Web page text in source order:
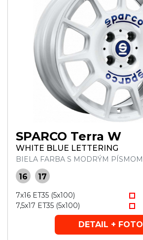
SPARCO Terra W
WHITE BLUE LETTERING
BIELA FARBA S MODRÝM PÍSMOM
16 17
7x16 ET35 (5x100)
7,5x17 ET35 (5x100)
DETAIL + FOTO